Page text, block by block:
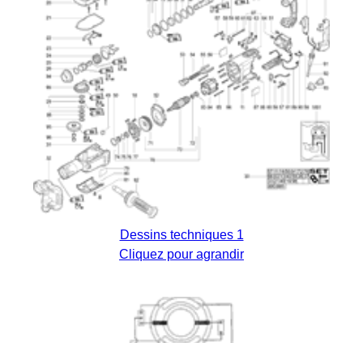
Dessins techniques 1
Cliquez pour agrandir